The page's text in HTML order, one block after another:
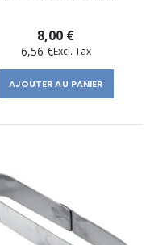
8,00 €
6,56 €
AJOUTER AU PANIER